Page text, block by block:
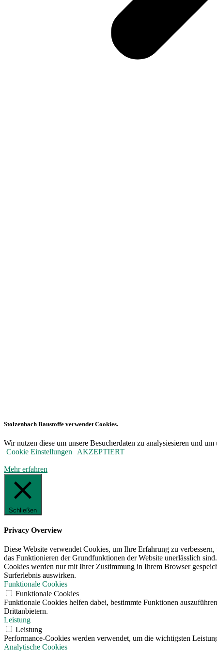
Stolzenbach Baustoffe verwendet Cookies.
Wir nutzen diese um unsere Besucherdaten zu analysiesieren und
Cookie Einstellungen AKZEPTIERT
Mehr erfahren
Schließen
Privacy Overview
Diese Website verwendet Cookies, um Ihre Erfahrung zu
das Funktionieren der Grundfunktionen der Website unerlässlich
Cookies werden nur mit Ihrer Zustimmung in Ihrem Browser
Surferlebnis auswirken.
Funktionale Cookies
Funktionale Cookies
Funktionale Cookies helfen dabei, bestimmte Funktionen
Drittanbietern.
Leistung
Leistung
Performance-Cookies werden verwendet, um die wichtigsten
Analytische Cookies